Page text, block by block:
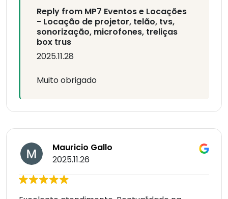
Reply from MP7 Eventos e Locações
- Locação de projetor, telão, tvs,
sonorização, microfones, treliças
box trus
2025.11.28
Muito obrigado
Mauricio Gallo
2025.11.26